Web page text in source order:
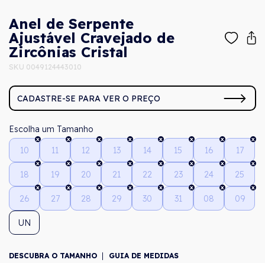
Anel de Serpente
Ajustável Cravejado de
Zircônias Cristal
SKU 0049124443010
CADASTRE-SE PARA VER O PREÇO
Tamanho
10
11 12 13 14 15 16 17
18 19 20 21 22 23 24 25
26 27 28 29 30 31 08 09
UN
DESCUBRA O TAMANHO GUIA DE MEDIDAS